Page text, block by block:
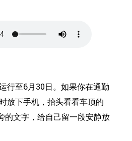
行至6月30日。如果你在通勤
放下手机，抬头看看车顶的
的文字，给自己留一段安静放